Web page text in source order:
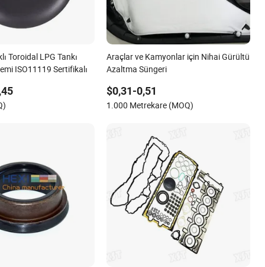
Toroidal LPG Tankı
ISO11119 Sertifikalı
Araçlar ve Kamyonlar için Nihai Gürültü
Azaltma Süngeri
$0,31-0,51
1.000 Metrekare (MOQ)